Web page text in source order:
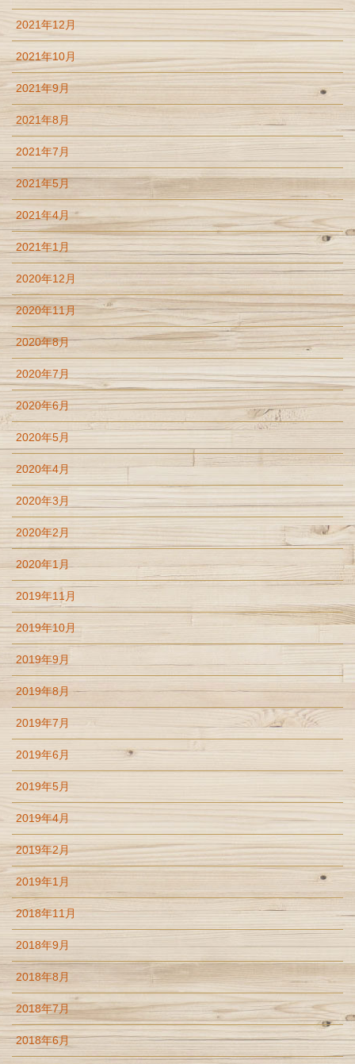
2021年12月
2021年10月
2021年9月
2021年8月
2021年7月
2021年5月
2021年4月
2021年1月
2020年12月
2020年11月
2020年8月
2020年7月
2020年6月
2020年5月
2020年4月
2020年3月
2020年2月
2020年1月
2019年11月
2019年10月
2019年9月
2019年8月
2019年7月
2019年6月
2019年5月
2019年4月
2019年2月
2019年1月
2018年11月
2018年9月
2018年8月
2018年7月
2018年6月